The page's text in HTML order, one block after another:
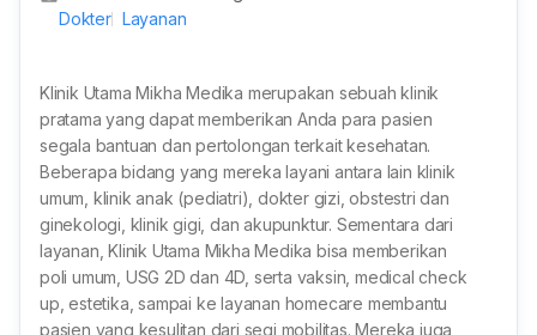
Dokter Layanan
Klinik Utama Mikha Medika merupakan sebuah klinik
pratama yang dapat memberikan Anda para pasien
segala bantuan dan pertolongan terkait kesehatan.
Beberapa bidang yang mereka layani antara lain klinik
umum, klinik anak (pediatri), dokter gizi, obstestri dan
ginekologi, klinik gigi, dan akupunktur. Sementara dari
layanan, Klinik Utama Mikha Medika bisa memberikan
poli umum, USG 2D dan 4D, serta vaksin, medical check
up, estetika, sampai ke layanan homecare membantu
pasien yang kesulitan dari segi mobilitas. Mereka juga